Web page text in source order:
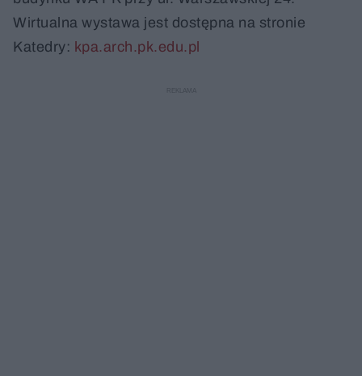
Wirtualna wystawa jest dostępna na stronie
Katedry: kpa.arch.pk.edu.pl